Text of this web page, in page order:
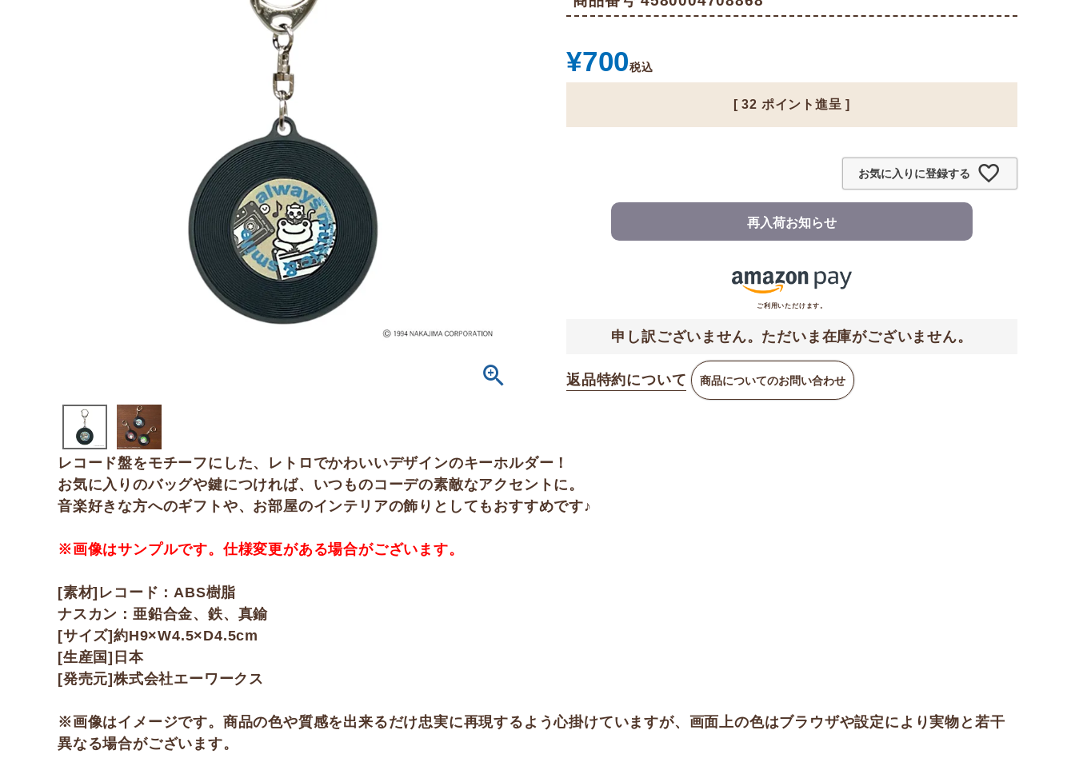
¥700税込
[ 32 ポイント進呈 ]
お気に入りに登録する
再入荷お知らせ
ご利用いただけます。
申し訳ございません。ただいま在庫がございません。
返品特約について 商品についてのお問い合わせ
レコード盤をモチーフにした、レトロでかわいいデザインのキーホルダー！
お気に入りのバッグや鍵につければ、いつものコーデの素敵なアクセントに。
音楽好きな方へのギフトや、お部屋のインテリアの飾りとしてもおすすめです♪
※画像はサンプルです。仕様変更がある場合がございます。
[素材]レコード：ABS樹脂
ナスカン：亜鉛合金、鉄、真鍮
[サイズ]約H9×W4.5×D4.5cm
[生産国]日本
[発売元]株式会社エーワークス
※画像はイメージです。商品の色や質感を出来るだけ忠実に再現するよう心掛けていますが、画面上の色はブラウザや設定により実物と若干
異なる場合がございます。